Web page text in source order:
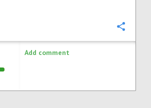
Add comment